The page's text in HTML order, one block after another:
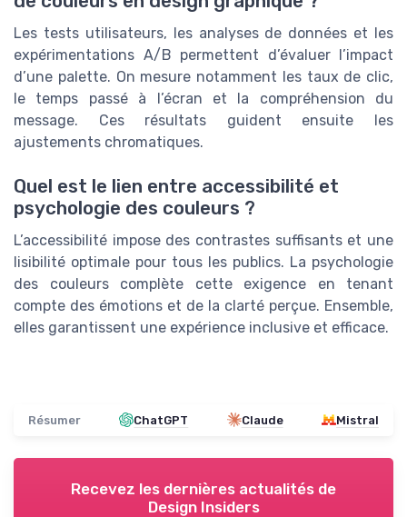
Les tests utilisateurs, les analyses de données et les
expérimentations A/B permettent d’évaluer l’impact
d’une palette. On mesure notamment les taux de clic,
le temps passé à l’écran et la compréhension du
message. Ces résultats guident ensuite les
ajustements chromatiques.
Quel est le lien entre accessibilité et
psychologie des couleurs ?
L’accessibilité impose des contrastes suffisants et une
lisibilité optimale pour tous les publics. La psychologie
des couleurs complète cette exigence en tenant
compte des émotions et de la clarté perçue. Ensemble,
elles garantissent une expérience inclusive et efficace.
Résumer ChatGPT Claude Mistral
Recevez les dernières actualités de
Design Insiders